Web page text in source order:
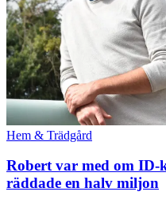
Hem & Trädgård
Robert var med om ID-
räddade en halv miljon